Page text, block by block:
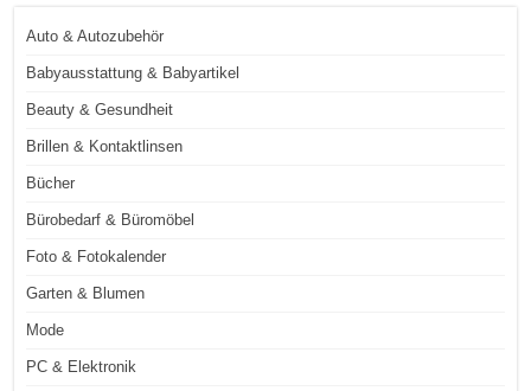
Auto & Autozubehör
Babyausstattung & Babyartikel
Beauty & Gesundheit
Brillen & Kontaktlinsen
Bücher
Bürobedarf & Büromöbel
Foto & Fotokalender
Garten & Blumen
Mode
PC & Elektronik